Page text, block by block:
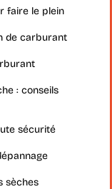
faire le plein
de carburant
: conseils
sécurité
sèches